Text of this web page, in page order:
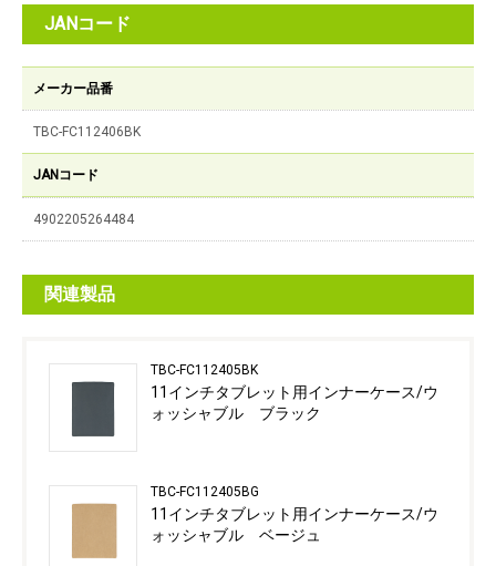
JANコード
メーカー品番
TBC-FC112406BK
JANコード
4902205264484
関連製品
TBC-FC112405BK
11インチタブレット用インナーケース/ウ
ォッシャブル ブラック
TBC-FC112405BG
11インチタブレット用インナーケース/ウ
ォッシャブル ベージュ